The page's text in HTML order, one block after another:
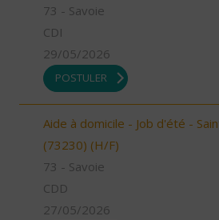
73 - Savoie
CDI
29/05/2026
POSTULER
Aide à domicile - Job d'été -
(73230) (H/F)
73 - Savoie
CDD
27/05/2026